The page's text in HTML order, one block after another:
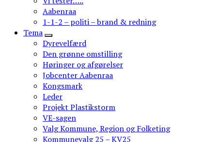
Aabenraa
1-1-2 – politi – brand & redning
Tema
Dyrevelfærd
Den grønne omstilling
Høringer og afgørelser
Jobcenter Aabenraa
Kongsmark
Leder
Projekt Plastikstorm
VE-sagen
Valg Kommune, Region og Folketing
Kommunevalg 25 – KV25